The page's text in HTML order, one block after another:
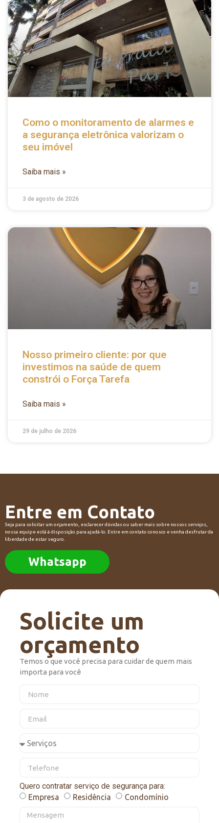
Como o monitoramento de alarmes e
a segurança eletrônica valorizam o
seu imóvel
Saiba mais »
3 de agosto de 2026
Nosso primeiro cliente: por que
investimos na saúde de quem
constrói o Força Tarefa
Saiba mais »
29 de julho de 2026
Entre em Contato
Seja para solicitar um orçamento, esclarecer dúvidas ou saber mais sobre nossos serviços,
nossa equipe está à disposição para ajudá-lo. Entre em contato conosco e venha desfrutar da
liberdade de estar seguro.
Whatsapp
Solicite um
orçamento
Temos o que você precisa para cuidar de quem mais
importa para você
Quero contratar serviço de segurança para:
Empresa Residência Condomínio